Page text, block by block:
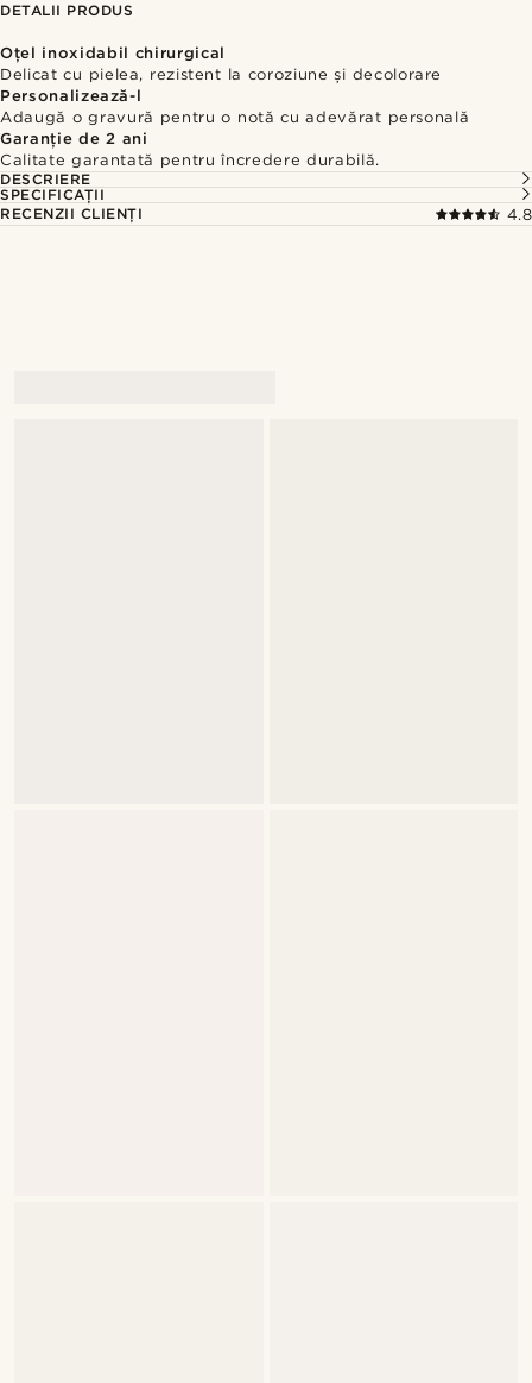
DETALII PRODUS
Oțel inoxidabil chirurgical
Delicat cu pielea, rezistent la coroziune și decolorare
Personalizează-l
Adaugă o gravură pentru o notă cu adevărat personală
Garanție de 2 ani
Calitate garantată pentru încredere durabilă.
DESCRIERE
SPECIFICAȚII
RECENZII CLIENȚI
4.8